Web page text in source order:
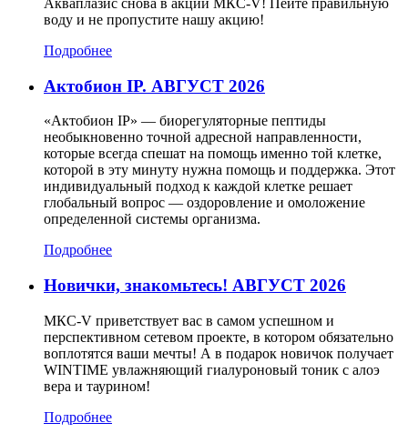
воду и не пропустите нашу акцию!
Подробнее
Актобион IP. АВГУСТ 2026
«Актобион IP» — биорегуляторные пептиды
необыкновенно точной адресной направленности,
которые всегда спешат на помощь именно той клетке,
которой в эту минуту нужна помощь и поддержка. Этот
индивидуальный подход к каждой клетке решает
глобальный вопрос — оздоровление и омоложение
определенной системы организма.
Подробнее
Новички, знакомьтесь! АВГУСТ 2026
МКС-V приветствует вас в самом успешном и
перспективном сетевом проекте, в котором обязательно
воплотятся ваши мечты! А в подарок новичок получает
WINTIME увлажняющий гиалуроновый тоник с алоэ
вера и таурином!
Подробнее